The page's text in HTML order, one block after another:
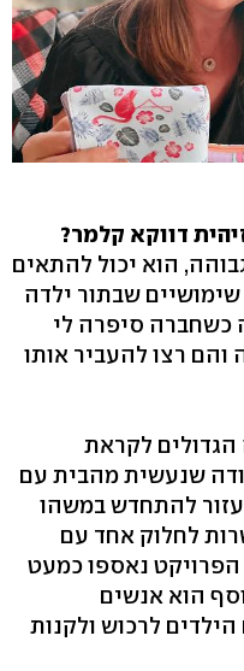
דווקא קלמר?
הוא יכול להתאים
שימושיים שבתור ילדה
כשחברה סיפרה לי
רצו להעביר אותו
לקראת
שנעשית מהבית עם
להתחדש במשהו
לחלוק אחד עם
הפרויקט נאספו כמעט
הוא אנשים
לרכוש ולקנות